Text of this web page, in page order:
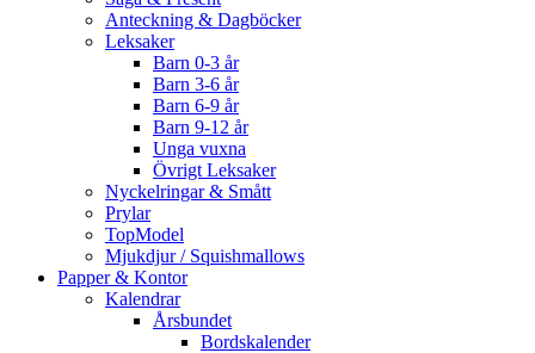
Anteckning & Dagböcker
Leksaker
Barn 0-3 år
Barn 3-6 år
Barn 6-9 år
Barn 9-12 år
Unga vuxna
Övrigt Leksaker
Nyckelringar & Smått
Prylar
TopModel
Mjukdjur / Squishmallows
Papper & Kontor
Kalendrar
Årsbundet
Bordskalender